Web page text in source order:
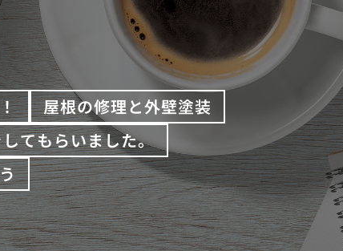
屋根の修理と外壁塗装
てもらいました。